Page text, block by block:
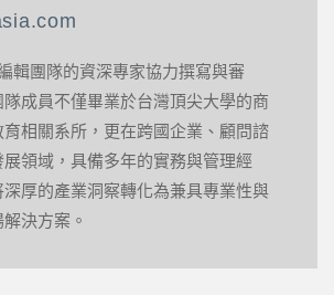
輯團隊的資深專家協力撰寫與審
成員不僅畢業於台灣頂尖大學的商
育相關系所，更在跨國企業、顧問諮
領域，具備多年的實務與管理經
深厚的產業洞察轉化為兼具專業性與
決方案。